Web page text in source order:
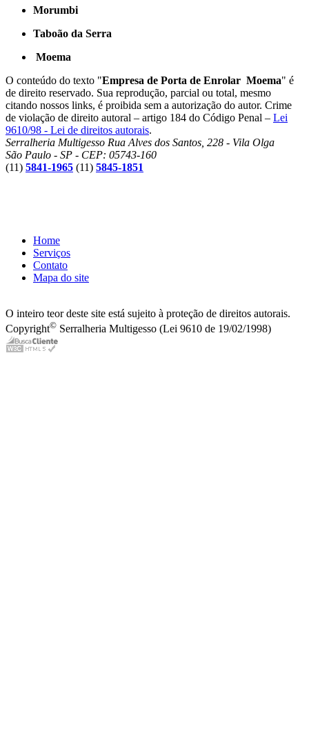
Morumbi
Taboão da Serra
Moema
O conteúdo do texto "Empresa de Porta de Enrolar Moema" é
de direito reservado. Sua reprodução, parcial ou total, mesmo
citando nossos links, é proibida sem a autorização do autor. Crime
de violação de direito autoral – artigo 184 do Código Penal – Lei
9610/98 - Lei de direitos autorais.
Serralheria Multigesso Rua Alves dos Santos, 228 - Vila Olga
São Paulo - SP - CEP: 05743-160
(11) 5841-1965 (11) 5845-1851
Home
Serviços
Contato
Mapa do site
O inteiro teor deste site está sujeito à proteção de direitos autorais.
Copyright© Serralheria Multigesso (Lei 9610 de 19/02/1998)